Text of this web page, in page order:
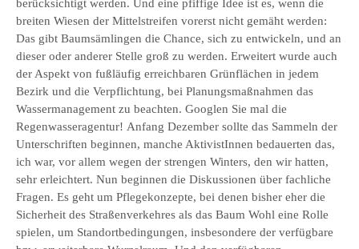
berücksichtigt werden. Und eine pfiffige Idee ist es, wenn die
breiten Wiesen der Mittelstreifen vorerst nicht gemäht werden:
Das gibt Baumsämlingen die Chance, sich zu entwickeln, und an
dieser oder anderer Stelle groß zu werden. Erweitert wurde auch
der Aspekt von fußläufig erreichbaren Grünflächen in jedem
Bezirk und die Verpflichtung, bei Planungsmaßnahmen das
Wassermanagement zu beachten. Googlen Sie mal die
Regenwasseragentur! Anfang Dezember sollte das Sammeln der
Unterschriften beginnen, manche AktivistInnen bedauerten das,
ich war, vor allem wegen der strengen Winters, den wir hatten,
sehr erleichtert. Nun beginnen die Diskussionen über fachliche
Fragen. Es geht um Pflegekonzepte, bei denen bisher eher die
Sicherheit des Straßenverkehres als das Baum Wohl eine Rolle
spielen, um Standortbedingungen, insbesondere der verfügbare